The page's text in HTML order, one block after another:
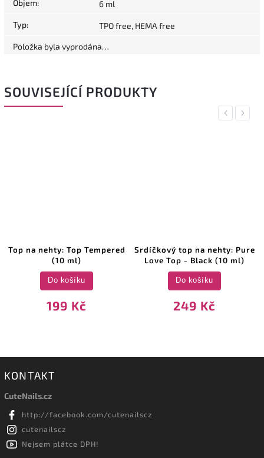
Objem: 6 ml
Typ: TPO free, HEMA free
Položka byla vyprodána…
SOUVISEJÍCÍ PRODUKTY
Previous
Top na nehty: Top Tempered
(10 ml)
199 Kč
Do košíku
Srdíčkový top na nehty: Pure
Love Top - Black (10 ml)
249 Kč
Do košíku
Next
KONTAKT
CuteNails.cz
http://facebook.com/cutenailscz
cutenailscz
Nejsem plátce DPH!